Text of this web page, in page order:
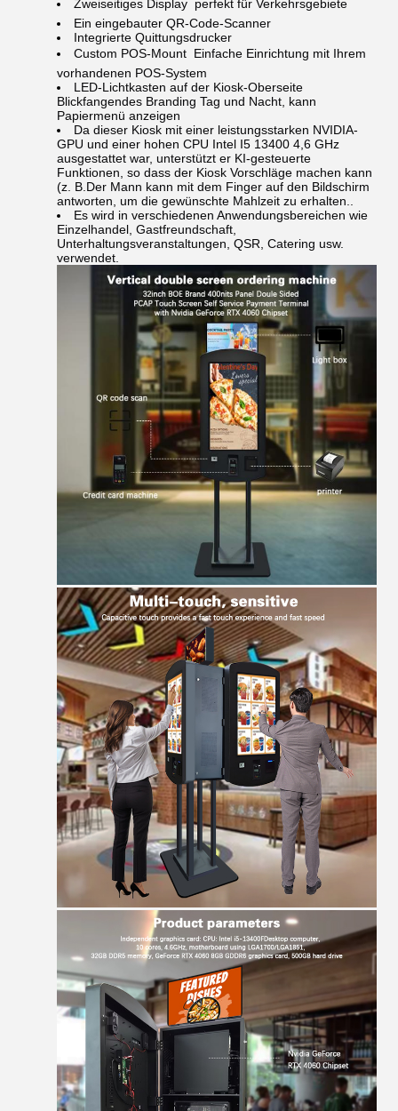
Zweiseitiges Display  perfekt für Verkehrsgebiete
Ein eingebauter QR-Code-Scanner
Integrierte Quittungsdrucker
Custom POS-Mount  Einfache Einrichtung mit Ihrem
vorhandenen POS-System
LED-Lichtkasten auf der Kiosk-Oberseite ️
Blickfangendes Branding Tag und Nacht, kann
Papiermenü anzeigen
Da dieser Kiosk mit einer leistungsstarken NVIDIA-
GPU und einer hohen CPU Intel I5 13400 4,6 GHz
ausgestattet war, unterstützt er KI-gesteuerte
Funktionen, so dass der Kiosk Vorschläge machen kann
(z. B.Der Mann kann mit dem Finger auf den Bildschirm
antworten, um die gewünschte Mahlzeit zu erhalten..
Es wird in verschiedenen Anwendungsbereichen wie
Einzelhandel, Gastfreundschaft,
Unterhaltungsveranstaltungen, QSR, Catering usw.
verwendet.